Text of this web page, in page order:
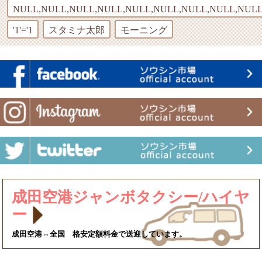
'1'='1 スタミナ太郎 モーニング
成田空港ジャンボタクシー/ハイヤ
ー
成田空港⇔全国 格安定額料金で送迎しています。